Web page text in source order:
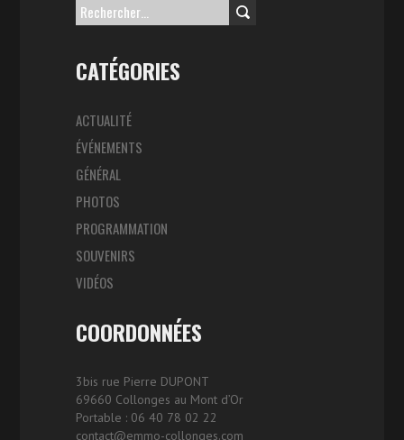
Rechercher :
CATÉGORIES
ACTUALITÉ
ÉVÉNEMENTS
GÉNÉRAL
PHOTOS
PROGRAMMATION
SOUVENIRS
VIDÉOS
COORDONNÉES
3bis rue Pierre DUPONT
69660 Collonges au Mont d’Or
Portable : 06 40 78 02 22
contact@emmo-collonges.com